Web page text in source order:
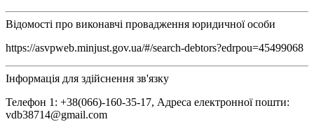
Відомості про виконавчі провадження юридичної особи
https://asvpweb.minjust.gov.ua/#/search-debtors?edrpou=45499068
Інформація для здійснення зв'язку
Телефон 1: +38(066)-160-35-17, Адреса електронної пошти:
vdb38714@gmail.com